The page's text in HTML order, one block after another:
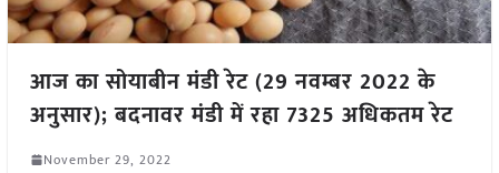
आज का सोयाबीन मंडी रेट (29 नवम्बर 2022 के
अनुसार); बदनावर मंडी में रहा 7325 अधिकतम रेट
November 29, 2022